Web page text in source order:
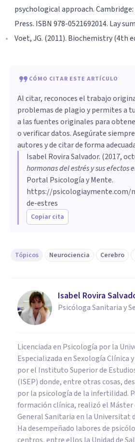
psychological approach. Cambridge:
Press. ISBN 978-0521692014. Lay
Voet, JG. (2011). Biochemistry (4th
CÓMO CITAR ESTE ARTÍCULO
Al citar, reconoces el trabajo
problemas de plagio y permites a
a las fuentes originales para
o verificar datos. Asegúrate
autores y de citar de forma
Isabel Rovira Salvador. (2017,
hormonas del estrés y sus efectos
Portal Psicología y Mente.
https://psicologiaymente.com/
de-estres
Copiar cita
Tópicos Neurociencia Cerebro
Isabel Rovira
Psicóloga Sanitaria y
Licenciada en Psicología por la
Especializada en Sexología Clínica
por el Instituto Superior de
(ISEP) donde, entre otras cosas,
por la psicología de la infertilidad.
formación clínica, realizó el Máster
General Sanitaria en la Universitat
Ha desempeñado labores de